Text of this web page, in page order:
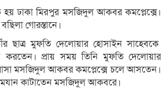
হয় ঢাকা মিরপুর মসজিদুল আকবর কমপ্লেক্সে।
গোরস্তানে।
ছাত্র মুফতি দেলোয়ার হোসাইন সাহেবকে
করতেন। প্রায় সময় তিনি মুফতি দেলোয়ার
মসজিদুল আকবর কমপ্লেক্সে চলে আসতেন।
কাটাতেন মসজিদুল আকবরে।